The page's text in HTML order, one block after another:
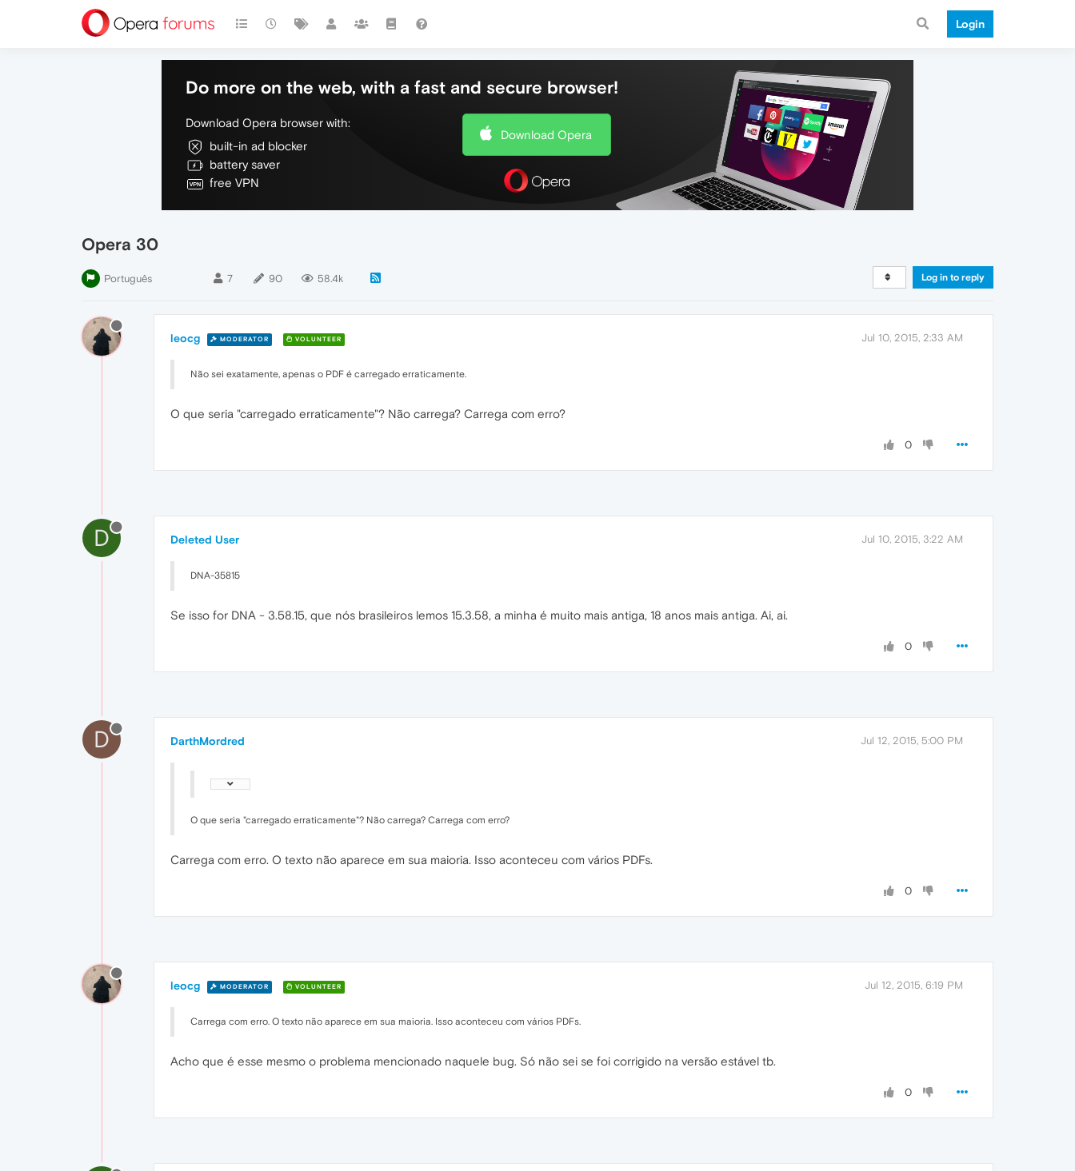
Login
Do more on the web, with a fast and secure browser!
Download Opera browser with:
built-in ad blocker
battery saver
free VPN
Download Opera
Opera 30
Português 7 90 58.4k Log in to reply
leocg MODERATOR VOLUNTEER Jul 10, 2015, 2:33 AM
Não sei exatamente, apenas o PDF é carregado erraticamente.
O que seria "carregado erraticamente"? Não carrega? Carrega com erro?
0
D Deleted User Jul 10, 2015, 3:22 AM
DNA-35815
Se isso for DNA - 3.58.15, que nós brasileiros lemos 15.3.58, a minha é muito mais antiga, 18 anos mais antiga. Ai, ai.
0
D DarthMordred Jul 12, 2015, 5:00 PM
O que seria "carregado erraticamente"? Não carrega? Carrega com erro?
Carrega com erro. O texto não aparece em sua maioria. Isso aconteceu com vários PDFs.
0
leocg MODERATOR VOLUNTEER Jul 12, 2015, 6:19 PM
Carrega com erro. O texto não aparece em sua maioria. Isso aconteceu com vários PDFs.
Acho que é esse mesmo o problema mencionado naquele bug. Só não sei se foi corrigido na versão estável tb.
0